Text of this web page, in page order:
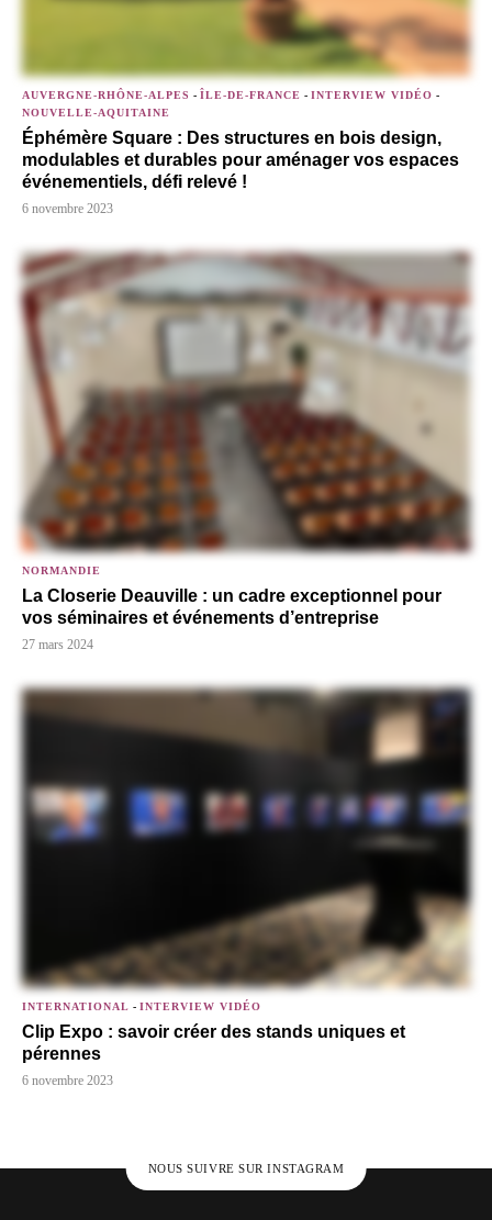
AUVERGNE-RHÔNE-ALPES - ÎLE-DE-FRANCE - INTERVIEW VIDÉO -
NOUVELLE-AQUITAINE
Éphémère Square : Des structures en bois design,
modulables et durables pour aménager vos espaces
événementiels, défi relevé !
6 novembre 2023
NORMANDIE
La Closerie Deauville : un cadre exceptionnel pour
vos séminaires et événements d’entreprise
27 mars 2024
INTERNATIONAL - INTERVIEW VIDÉO
Clip Expo : savoir créer des stands uniques et
pérennes
6 novembre 2023
NOUS SUIVRE SUR INSTAGRAM